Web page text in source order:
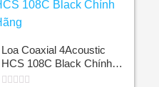
Loa Coaxial 4Acoustic
HCS 108C Black Chính
Hãng